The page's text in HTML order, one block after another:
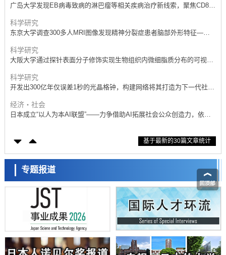
广岛大学发现EB病毒致病的淋巴瘤等相关疾病治疗新线索，聚焦CD80
科学研究
东京大学调查300多人MRI图像发现精神分裂症患者脑部外形特征——
科学研究
大阪大学通过探针表面分子修饰实现生物组织内微细脂质分布的可视
科学研究
开发出300亿年仅误差1秒的光晶格钟，构建网络将其打造为下一代社会
经济・社会
日本成立“以人为本AI联盟”——力争借助AI拓展社会公众创造力，依托
大阪大学开发出膜脂质可视化工具，使脂质探针的高效开发成为可能
科学研究
立教大学在试管内构建长链人工基因组DNA自我复制系统，有望实现携
带大量基因的人工细胞
日本科研费增设国际共同研究强化新类别，促进青年研究人员赴海外开
经济・社会
铁道综研新任理事长芦谷公稔：依托超导和防灾等核心优势服务社会
科学研究
东京大学通过叶绿体基因组编辑技术强化碳固定酶，成功提高光合作用
基于最新的30篇文章统计
专题报道